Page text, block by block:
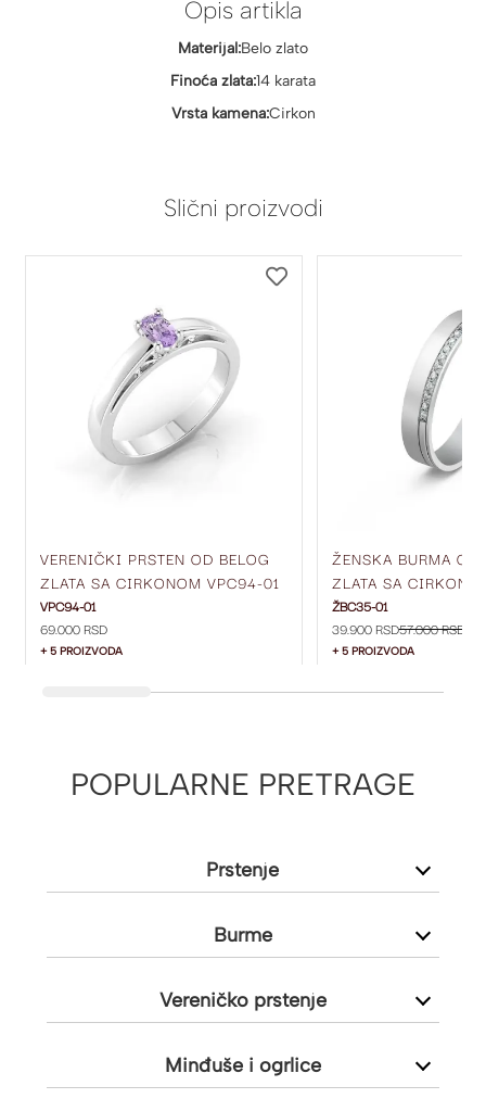
Opis artikla
Materijal:Belo zlato
Finoća zlata:14 karata
Vrsta kamena:Cirkon
Slični proizvodi
VERENIČKI PRSTEN OD BELOG
ZLATA SA CIRKONOM VPC94-01
VPC94-01
69.000 RSD
+ 5 PROIZVODA
ŽENSKA BURMA OD
ZLATA SA
MM ŽBC35-01
ŽBC35-01
39.900 RSD57.000 RSD
+ 5 PROIZVODA
POPULARNE PRETRAGE
Prstenje
Burme
Vereničko prstenje
Minđuše i ogrlice